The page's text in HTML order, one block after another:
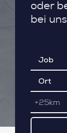
oder
bei
+25km